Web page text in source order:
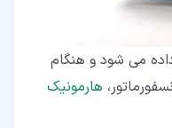
داده می شود و هنگام
هارمونیک